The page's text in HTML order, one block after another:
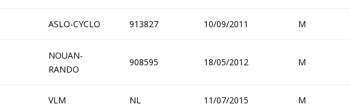
ASLO-CYCLO 913827 10/09/2011 M
NOUAN-
RANDO
908595 18/05/2012 M
VLM NL 11/07/2015 M